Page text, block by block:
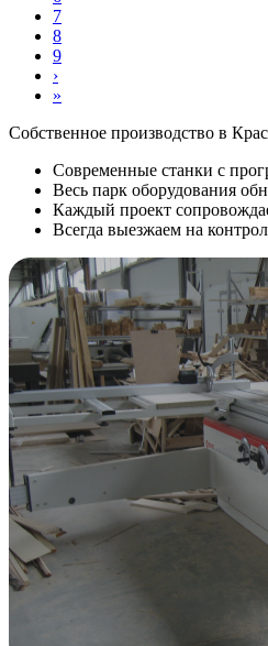
7
8
9
›
»
Собственное производство в
Современные станки с
Весь парк оборудования
Каждый проект
Всегда выезжаем на